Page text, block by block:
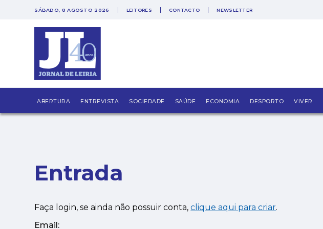
SÁBADO, 8 AGOSTO 2026 LEITORES CONTACTO NEWSLETTER
ABERTURA ENTREVISTA SOCIEDADE SAÚDE ECONOMIA DESPORTO VIVER
Entrada
Faça login, se ainda não possuir conta,clique aqui para criar.
Email: